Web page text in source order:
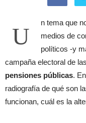
U
n tema que
medios de
políticos -y
campaña electoral de
pensiones públicas.
radiografía de qué son
funcionan, cuál es la